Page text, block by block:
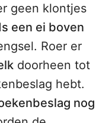
geen klontjes
een ei boven
Roer er
doorheen tot
hebt.
nog